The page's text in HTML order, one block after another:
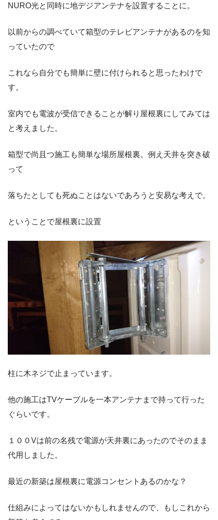
NURO光と同時に地デジアンテナを設置することに。
以前からの調べていて箱型のテレビアンテナがあるのを知
っていたので
これなら自分でも簡単に壁に付けられると思ったわけで
す。
室内でも電波が受信できることが解り屋根裏にしてみては
と考えました。
箱型で尚且つ施工も簡単な場所屋根裏。例え天井を突き破
って
落ちたとしても死ぬことはないであろうと安易な考えで。
ということで屋根裏に設置
柱に木ネジで止まっています。
他の施工はTVケーブルを一本アンテナまで持って行った
ぐらいです。
１００Vは前の名残で電源が天井裏にあったのでそのまま
代用しました。
最近の新築は屋根裏に電源コンセントあるのかな？
仕組みによってはないかもしれませんので、もしこれから